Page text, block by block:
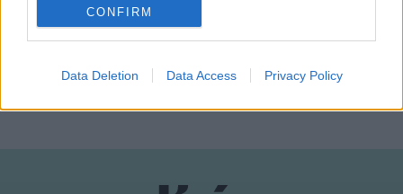
I want to allow Google to enable storage
I want to allow Google to enable storage
CONFIRM
Data Deletion Data Access Privacy Policy
HÍREK
MEGOSZTÁS